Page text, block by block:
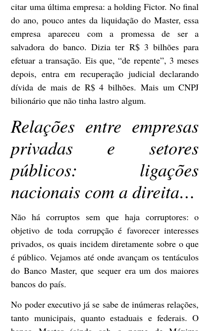
citar uma última empresa: a holding Fictor. No final
do ano, pouco antes da liquidação do Master, essa
empresa apareceu com a promessa de ser a
salvadora do banco. Dizia ter R$ 3 bilhões para
efetuar a transação. Eis que, “de repente”, 3 meses
depois, entra em recuperação judicial declarando
dívida de mais de R$ 4 bilhões. Mais um CNPJ
bilionário que não tinha lastro algum.
Relações entre empresas
privadas e setores
públicos: ligações
nacionais com a direita…
Não há corruptos sem que haja corruptores: o
objetivo de toda corrupção é favorecer interesses
privados, os quais incidem diretamente sobre o que
é público. Vejamos até onde avançam os tentáculos
do Banco Master, que sequer era um dos maiores
bancos do país.
No poder executivo já se sabe de inúmeras relações,
tanto municipais, quanto estaduais e federais. O